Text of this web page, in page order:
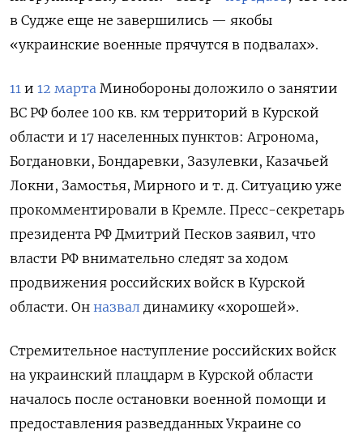
в Судже еще не завершились — якобы
«украинские военные прячутся в подвалах».
11 и 12 марта Минобороны доложило о занятии
ВС РФ более 100 кв. км территорий в Курской
области и 17 населенных пунктов: Агронома,
Богдановки, Бондаревки, Зазулевки, Казачьей
Локни, Замостья, Мирного и т. д. Ситуацию уже
прокомментировали в Кремле. Пресс-секретарь
президента РФ Дмитрий Песков заявил, что
власти РФ внимательно следят за ходом
продвижения российских войск в Курской
области. Он назвал динамику «хорошей».
Стремительное наступление российских войск
на украинский плацдарм в Курской области
началось после остановки военной помощи и
предоставления разведданных Украине со